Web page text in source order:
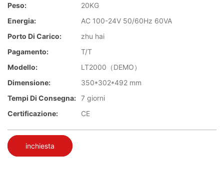
Peso:
20KG
Energia:
AC 100-24V 50/60Hz 60VA
Porto Di Carico:
zhu hai
Pagamento:
T/T
Modello:
LT2000（DEMO）
Dimensione:
350*302*492 mm
Tempi Di Consegna: 7 giorni
Certificazione:
CE
inchiesta